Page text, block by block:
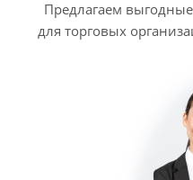
Предлагаем
для торговых